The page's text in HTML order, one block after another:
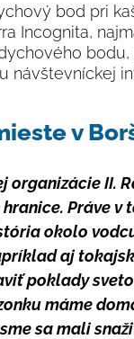
bod pri
Incognita,
návštevníckej
v
organizácie II.
Práve v
okolo
aj
poklady
máme
sa mali